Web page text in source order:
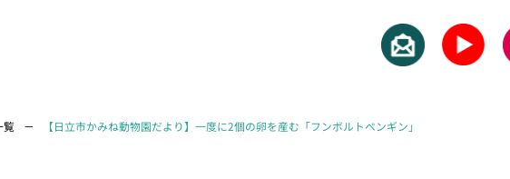
覧 【日立市かみね動物園だより】一度に2個の卵を産む「フンボルトペンギン」